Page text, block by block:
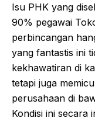
Isu PHK yang
90% pegawai
perbincangan
yang fantastis ini
kekhawatiran di
tetapi juga
perusahaan di
Kondisi ini secara